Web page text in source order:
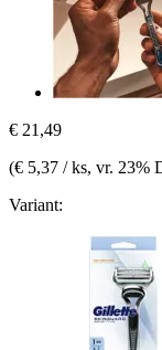
€ 21,49
(€ 5,37 / ks, vr. 23%
Variant: